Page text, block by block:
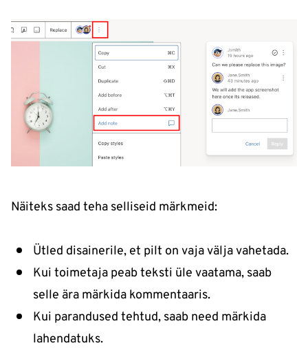
Näiteks saad teha selliseid märkmeid:
Ütled disainerile, et pilt on vaja välja vahetada.
Kui toimetaja peab teksti üle vaatama, saab
selle ära märkida kommentaaris.
Kui parandused tehtud, saab need märkida
lahendatuks.